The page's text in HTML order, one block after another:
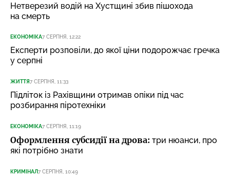
Нетверезий водій на Хустщині збив пішохода
на смерть
ЕКОНОМІКА7 СЕРПНЯ, 12:22
Експерти розповіли, до якої ціни подорожчає гречка
у серпні
ЖИТТЯ7 СЕРПНЯ, 11:33
Підліток із Рахівщини отримав опіки під час
розбирання піротехніки
ЕКОНОМІКА7 СЕРПНЯ, 11:19
Оформлення субсидії на дрова: три нюанси, про
які потрібно знати
КРИМІНАЛ7 СЕРПНЯ, 10:49